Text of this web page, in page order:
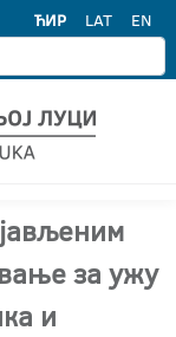
ЋИР LAT EN
за ужу
и